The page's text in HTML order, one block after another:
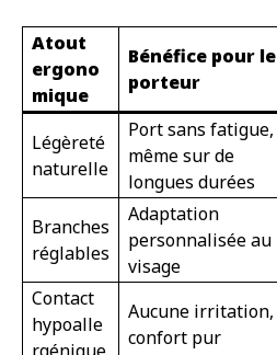
Atout
ergono
mique
Bénéfice pour le
porteur
Légèreté
naturelle
Port sans fatigue,
même sur de
longues durées
Branches
réglables
Adaptation
personnalisée au
visage
Contact
hypoalle
rgénique
Aucune irritation,
confort pur